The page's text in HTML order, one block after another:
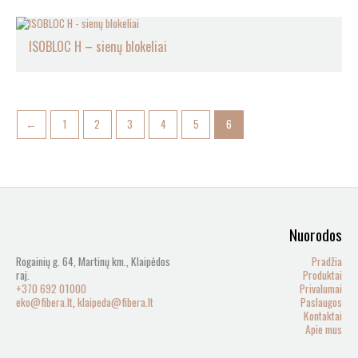
ISOBLOC H – sienų blokeliai
← 1 2 3 4 5 6
Rogainių g. 64, Martinų km., Klaipėdos
raj.
+370 692 01000
eko@fibera.lt klaipeda@fibera.lt
Nuorodos
Pradžia
Produktai
Privalumai
Paslaugos
Kontaktai
Apie mus